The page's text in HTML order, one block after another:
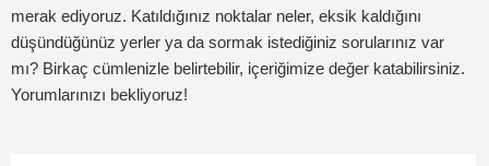
merak ediyoruz. Katıldığınız noktalar neler, eksik kaldığını
düşündüğünüz yerler ya da sormak istediğiniz sorularınız var
mı? Birkaç cümlenizle belirtebilir, içeriğimize değer katabilirsiniz.
Yorumlarınızı bekliyoruz!